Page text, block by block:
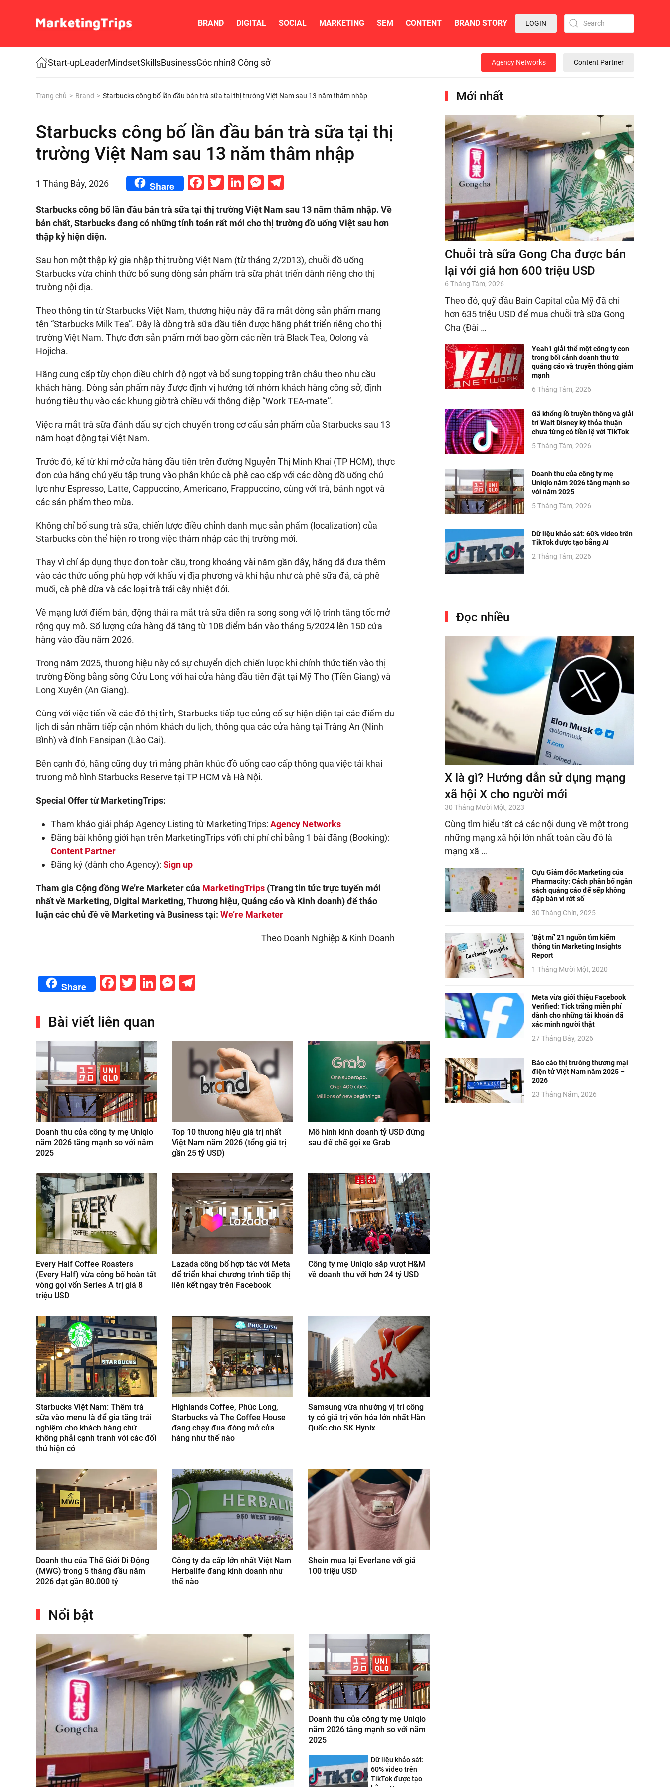
Skip to main content
BRAND DIGITAL SOCIAL MARKETING SEM CONTENT BRAND STORY LOGIN
Start-upLeaderMindsetSkillsBusinessGóc nhìn8 Công sở Agency Networks Content Partner
Trang chủ Brand Starbucks công bố lần đầu bán trà sữa tại thị trường Việt Nam sau 13 năm thâm nhập
Starbucks công bố lần đầu bán trà sữa tại thị
trường Việt Nam sau 13 năm thâm nhập
1 Tháng Bảy, 2026 Share Facebook
Twitter
LinkedIn
Messenger
Telegram
Starbucks công bố lần đầu bán trà sữa tại thị trường Việt Nam sau 13 năm thâm nhập. Về
bản chất, Starbucks đang có những tính toán rất mới cho thị trường đồ uống Việt sau hơn
thập kỷ hiện diện.
Sau hơn một thập kỷ gia nhập thị trường Việt Nam (từ tháng 2/2013), chuỗi đồ uống
Starbucks vừa chính thức bổ sung dòng sản phẩm trà sữa phát triển dành riêng cho thị
trường nội địa.
Theo thông tin từ Starbucks Việt Nam, thương hiệu này đã ra mắt dòng sản phẩm mang
tên “Starbucks Milk Tea”. Đây là dòng trà sữa đầu tiên được hãng phát triển riêng cho thị
trường Việt Nam. Thực đơn sản phẩm mới bao gồm các nền trà Black Tea, Oolong và
Hojicha.
Hãng cung cấp tùy chọn điều chỉnh độ ngọt và bổ sung topping trân châu theo nhu cầu
khách hàng. Dòng sản phẩm này được định vị hướng tới nhóm khách hàng công sở, định
hướng tiêu thụ vào các khung giờ trà chiều với thông điệp “Work TEA-mate”.
Việc ra mắt trà sữa đánh dấu sự dịch chuyển trong cơ cấu sản phẩm của Starbucks sau 13
năm hoạt động tại Việt Nam.
Trước đó, kể từ khi mở cửa hàng đầu tiên trên đường Nguyễn Thị Minh Khai (TP HCM), thực
đơn của hãng chủ yếu tập trung vào phân khúc cà phê cao cấp với các dòng đồ uống chủ
lực như Espresso, Latte, Cappuccino, Americano, Frappuccino, cùng với trà, bánh ngọt và
các sản phẩm theo mùa.
Không chỉ bổ sung trà sữa, chiến lược điều chỉnh danh mục sản phẩm (localization) của
Starbucks còn thể hiện rõ trong việc thâm nhập các thị trường mới.
Thay vì chỉ áp dụng thực đơn toàn cầu, trong khoảng vài năm gần đây, hãng đã đưa thêm
vào các thức uống phù hợp với khẩu vị địa phương và khí hậu như cà phê sữa đá, cà phê
muối, cà phê dừa và các loại trà trái cây nhiệt đới.
Về mạng lưới điểm bán, động thái ra mắt trà sữa diễn ra song song với lộ trình tăng tốc mở
rộng quy mô. Số lượng cửa hàng đã tăng từ 108 điểm bán vào tháng 5/2024 lên 150 cửa
hàng vào đầu năm 2026.
Trong năm 2025, thương hiệu này có sự chuyển dịch chiến lược khi chính thức tiến vào thị
trường Đồng bằng sông Cửu Long với hai cửa hàng đầu tiên đặt tại Mỹ Tho (Tiền Giang) và
Long Xuyên (An Giang).
Cùng với việc tiến về các đô thị tỉnh, Starbucks tiếp tục củng cố sự hiện diện tại các điểm du
lịch di sản nhằm tiếp cận nhóm khách du lịch, thông qua các cửa hàng tại Tràng An (Ninh
Bình) và đỉnh Fansipan (Lào Cai).
Bên cạnh đó, hãng cũng duy trì mảng phân khúc đồ uống cao cấp thông qua việc tái khai
trương mô hình Starbucks Reserve tại TP HCM và Hà Nội.
Special Offer từ MarketingTrips:
Tham khảo giải pháp Agency Listing từ MarketingTrips: Agency Networks
Đăng bài không giới hạn trên MarketingTrips vớfi chi phí chỉ bằng 1 bài đăng (Booking):
Content Partner
Đăng ký (dành cho Agency): Sign up
Tham gia Cộng đồng We’re Marketer của MarketingTrips (Trang tin tức trực tuyến mới
nhất về Marketing, Digital Marketing, Thương hiệu, Quảng cáo và Kinh doanh) để thảo
luận các chủ đề về Marketing và Business tại: We’re Marketer
Theo Doanh Nghiệp & Kinh Doanh
Share Facebook
Twitter
LinkedIn
Messenger
Bài viết liên quan
Doanh thu của công ty mẹ Uniqlo
năm 2026 tăng mạnh so với năm
2025
Top 10 thương hiệu giá trị nhất
Việt Nam năm 2026 (tổng giá trị
gần 25 tỷ USD)
Mô hình kinh doanh tỷ USD đứng
sau đế chế gọi xe Grab
Every Half Coffee Roasters
(Every Half) vừa công bố hoàn tất
vòng gọi vốn Series A trị giá 8
triệu USD
Lazada công bố hợp tác với Meta
để triển khai chương trình tiếp thị
liên kết ngay trên Facebook
Công ty mẹ Uniqlo sắp vượt H&M
về doanh thu với hơn 24 tỷ USD
Starbucks Việt Nam: Thêm trà
sữa vào menu là để gia tăng trải
nghiệm cho khách hàng chứ
không phải cạnh tranh với các đối
thủ hiện có
Highlands Coffee, Phúc Long,
Starbucks và The Coffee House
đang chạy đua đóng mở cửa
hàng như thế nào
Samsung vừa nhường vị trí công
ty có giá trị vốn hóa lớn nhất Hàn
Quốc cho SK Hynix
Doanh thu của Thế Giới Di Động
(MWG) trong 5 tháng đầu năm
2026 đạt gần 80.000 tỷ
Công ty đa cấp lớn nhất Việt Nam
Herbalife đang kinh doanh như
thế nào
Shein mua lại Everlane với giá
100 triệu USD
Nổi bật
Doanh thu của công ty mẹ Uniqlo
năm 2026 tăng mạnh so với năm
2025
Dữ liệu khảo sát:
60% video trên
TikTok được tạo
Mới nhất
Chuỗi trà sữa Gong Cha được bán
lại với giá hơn 600 triệu USD
6 Tháng Tám, 2026
Theo đó, quỹ đầu Bain Capital của Mỹ đã chi
hơn 635 triệu USD để mua chuỗi trà sữa Gong
Cha (Đài …
Yeah1 giải thể một công ty con
trong bối cảnh doanh thu từ
quảng cáo và truyền thông giảm
mạnh
6 Tháng Tám, 2026
Gã khổng lồ truyền thông và giải
trí Walt Disney ký thỏa thuận
chưa từng có tiền lệ với TikTok
5 Tháng Tám, 2026
Doanh thu của công ty mẹ
Uniqlo năm 2026 tăng mạnh so
với năm 2025
5 Tháng Tám, 2026
Dữ liệu khảo sát: 60% video trên
TikTok được tạo bằng AI
2 Tháng Tám, 2026
Đọc nhiều
X là gì? Hướng dẫn sử dụng mạng
xã hội X cho người mới
30 Tháng Mười Một, 2023
Cùng tìm hiểu tất cả các nội dung về một trong
những mạng xã hội lớn nhất toàn cầu đó là
mạng xã …
Cựu Giám đốc Marketing của
Pharmacity: Cách phân bổ ngân
sách quảng cáo để sếp không
đập bàn vì rớt số
30 Tháng Chín, 2025
‘Bật mí’ 21 nguồn tìm kiếm
thông tin Marketing Insights
Report
1 Tháng Mười Một, 2020
Meta vừa giới thiệu Facebook
Verified: Tick trắng miễn phí
dành cho những tài khoản đã
xác minh người thật
27 Tháng Bảy, 2026
Báo cáo thị trường thương mại
điện tử Việt Nam năm 2025 –
2026
23 Tháng Năm, 2026